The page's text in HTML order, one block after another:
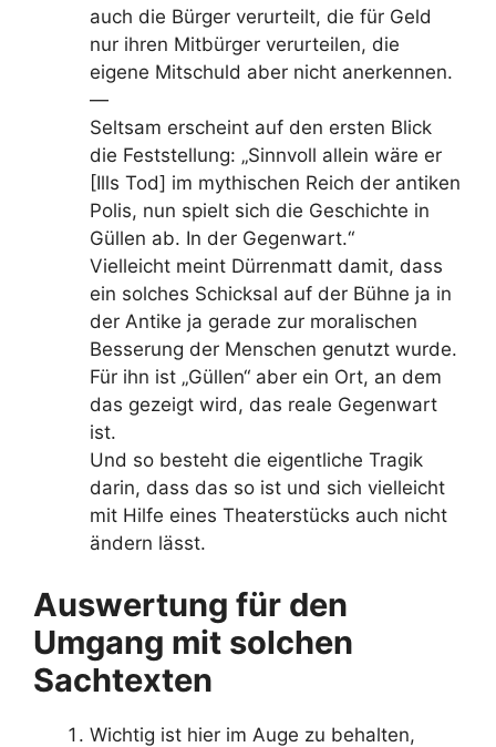
auch die Bürger verurteilt, die für Geld
nur ihren Mitbürger verurteilen, die
eigene Mitschuld aber nicht anerkennen.
—
Seltsam erscheint auf den ersten Blick
die Feststellung: „Sinnvoll allein wäre er
[Ills Tod] im mythischen Reich der antiken
Polis, nun spielt sich die Geschichte in
Güllen ab. In der Gegenwart.“
Vielleicht meint Dürrenmatt damit, dass
ein solches Schicksal auf der Bühne ja in
der Antike ja gerade zur moralischen
Besserung der Menschen genutzt wurde.
Für ihn ist „Güllen“ aber ein Ort, an dem
das gezeigt wird, das reale Gegenwart
ist.
Und so besteht die eigentliche Tragik
darin, dass das so ist und sich vielleicht
mit Hilfe eines Theaterstücks auch nicht
ändern lässt.
Auswertung für den
Umgang mit solchen
Sachtexten
Wichtig ist hier im Auge zu behalten,